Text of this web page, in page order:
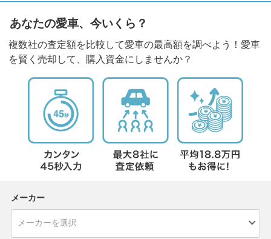
あなたの愛車、今いくら？
複数社の査定額を比較して愛車の最高額を調べよう！愛車
を賢く売却して、購入資金にしませんか？
メーカー